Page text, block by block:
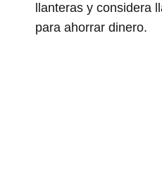
llanteras y considera
para ahorrar dinero.